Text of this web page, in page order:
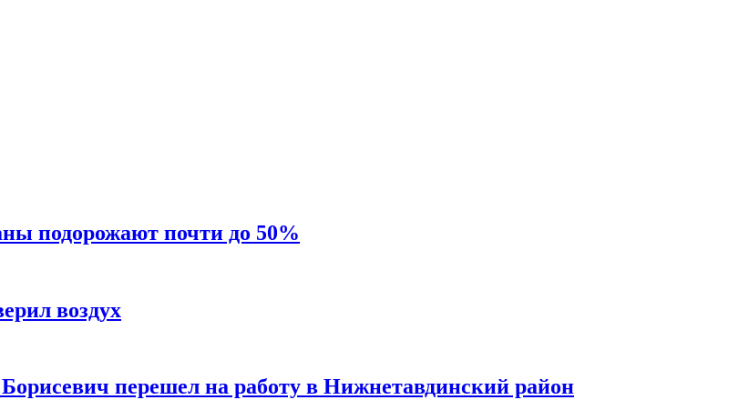
подорожают почти до 50%
воздух
перешел на работу в Нижнетавдинский район